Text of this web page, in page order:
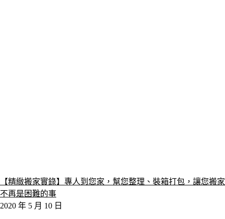
【精緻搬家實錄】專人到您家，幫您整理、裝箱打包，讓您搬家
不再是困難的事
2020 年 5 月 10 日